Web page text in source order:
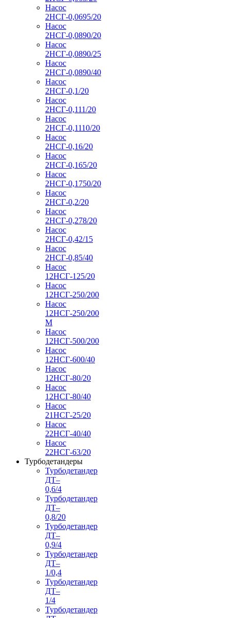
Насос
2НСГ-0,0695/20
Насос
2НСГ-0,0890/20
Насос
2НСГ-0,0890/25
Насос
2НСГ-0,0890/40
Насос
2НСГ-0,1/20
Насос
2НСГ-0,111/20
Насос
2НСГ-0,1110/20
Насос
2НСГ-0,16/20
Насос
2НСГ-0,165/20
Насос
2НСГ-0,1750/20
Насос
2НСГ-0,2/20
Насос
2НСГ-0,278/20
Насос
2НСГ-0,42/15
Насос
2НСГ-0,85/40
Насос
12НСГ-125/20
Насос
12НСГ-250/200
Насос
12НСГ-250/200
М
Насос
12НСГ-500/200
Насос
12НСГ-600/40
Насос
12НСГ-80/20
Насос
12НСГ-80/40
Насос
21НСГ-25/20
Насос
22НСГ-40/40
Насос
22НСГ-63/20
Турбодетандеры
Турбодетандер
ДТ–
0,6/4
Турбодетандер
ДТ–
0,8/20
Турбодетандер
ДТ–
0,9/4
Турбодетандер
ДТ–
1/0,4
Турбодетандер
ДТ–
1/4
Турбодетандер